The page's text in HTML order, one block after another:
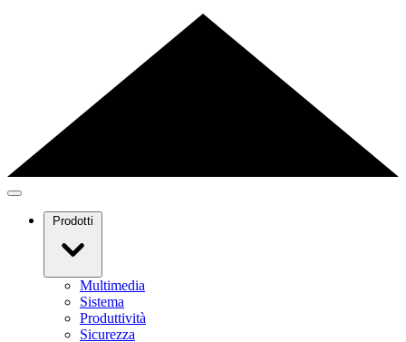
Prodotti
Multimedia
Sistema
Produttività
Sicurezza